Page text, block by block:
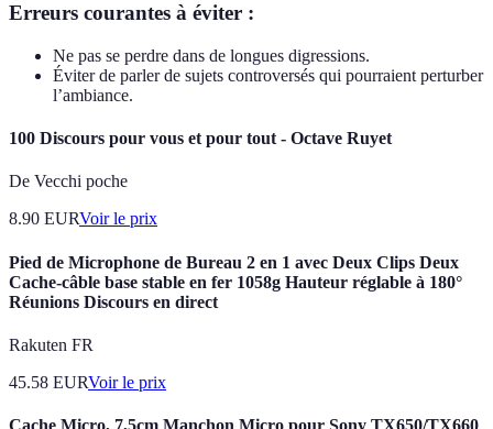
Erreurs courantes à éviter :
Ne pas se perdre dans de longues digressions.
Éviter de parler de sujets controversés qui pourraient perturber
l’ambiance.
100 Discours pour vous et pour tout - Octave Ruyet
De Vecchi poche
8.90 EURVoir le prix
Pied de Microphone de Bureau 2 en 1 avec Deux Clips Deux
Cache-câble base stable en fer 1058g Hauteur réglable à 180°
Réunions Discours en direct
Rakuten FR
45.58 EURVoir le prix